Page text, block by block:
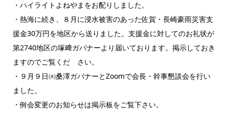
・ハイライトよねやまをお配りしました。
・熱海に続き、８月に浸水被害のあった佐賀・長崎豪雨災害支
援金30万円を地区から送りました。支援金に対してのお礼状が
第2740地区の塚﨑ガバナーより届いております。掲示しておき
ますのでご覧くだ さい。
・９月９日㈭桑澤ガバナーとZoomで会長・幹事懇談会を行い
ました。
・例会変更のお知らせは掲示板をご覧下さい。